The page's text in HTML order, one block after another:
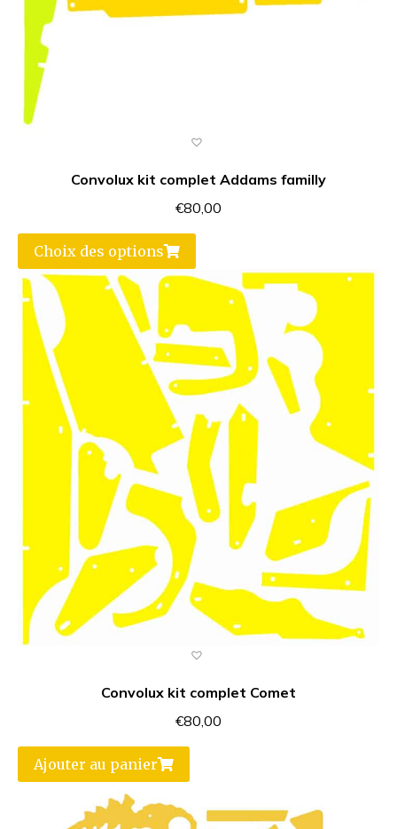
Convolux kit complet Addams familly
€80,00
Choix des options
Convolux kit complet Comet
€80,00
Ajouter au panier